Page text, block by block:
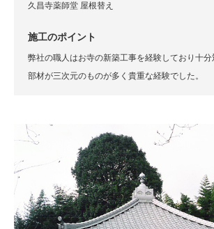
久昌寺薬師堂 屋根替え
施工のポイント
弊社の職人はお寺の新築工事を経験しており十分
部材が三次元のものが多く貴重な経験でした。
